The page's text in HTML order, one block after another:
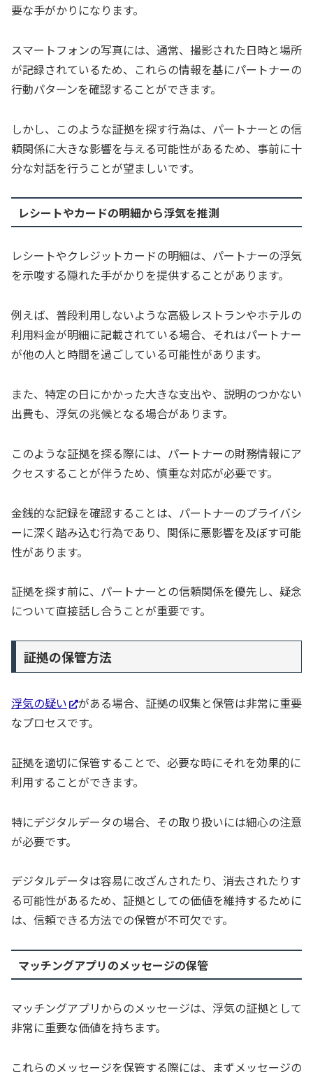
要な手がかりになります。
スマートフォンの写真には、通常、撮影された日時と場所
が記録されているため、これらの情報を基にパートナーの
行動パターンを確認することができます。
しかし、このような証拠を探す行為は、パートナーとの信
頼関係に大きな影響を与える可能性があるため、事前に十
分な対話を行うことが望ましいです。
レシートやカードの明細から浮気を推測
レシートやクレジットカードの明細は、パートナーの浮気
を示唆する隠れた手がかりを提供することがあります。
例えば、普段利用しないような高級レストランやホテルの
利用料金が明細に記載されている場合、それはパートナー
が他の人と時間を過ごしている可能性があります。
また、特定の日にかかった大きな支出や、説明のつかない
出費も、浮気の兆候となる場合があります。
このような証拠を探る際には、パートナーの財務情報にア
クセスすることが伴うため、慎重な対応が必要です。
金銭的な記録を確認することは、パートナーのプライバシ
ーに深く踏み込む行為であり、関係に悪影響を及ぼす可能
性があります。
証拠を探す前に、パートナーとの信頼関係を優先し、疑念
について直接話し合うことが重要です。
証拠の保管方法
浮気の疑い
がある場合、証拠の収集と保管は非常に重要
なプロセスです。
証拠を適切に保管することで、必要な時にそれを効果的に
利用することができます。
特にデジタルデータの場合、その取り扱いには細心の注意
が必要です。
デジタルデータは容易に改ざんされたり、消去されたりす
る可能性があるため、証拠としての価値を維持するために
は、信頼できる方法での保管が不可欠です。
マッチングアプリのメッセージの保管
マッチングアプリからのメッセージは、浮気の証拠として
非常に重要な価値を持ちます。
これらのメッセージを保管する際には、まずメッセージの